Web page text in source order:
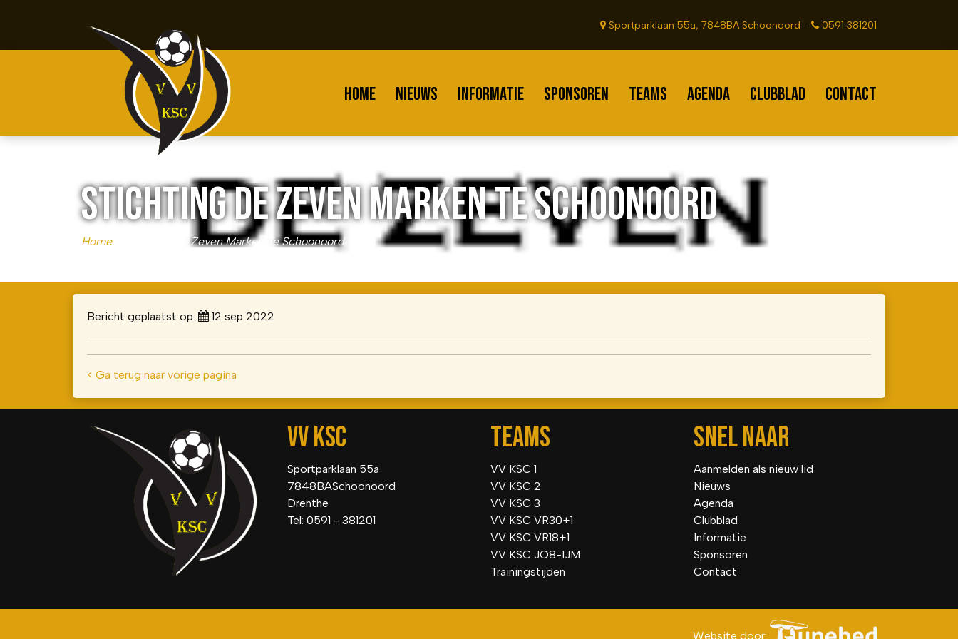
Sportparklaan 55a, 7848BA Schoonoord - 0591 381201
HOME NIEUWS INFORMATIE SPONSOREN TEAMS AGENDA CLUBBLAD CONTACT
STICHTING DE ZEVEN MARKEN TE SCHOONOORD
Home» Stichting De Zeven Marken Te Schoonoord
Bericht geplaatst op: 12 sep 2022
< Ga terug naar vorige pagina
VV KSC
Sportparklaan 55a
7848BASchoonoord
Drenthe
Tel: 0591 - 381201
TEAMS
VV KSC 1
VV KSC 2
VV KSC 3
VV KSC VR30+1
VV KSC VR18+1
VV KSC JO8-1JM
Trainingstijden
SNEL NAAR
Aanmelden als nieuw lid
Nieuws
Agenda
Clubblad
Informatie
Sponsoren
Contact
Website door: